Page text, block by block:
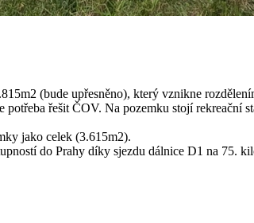
(bude upřesněno), který vznikne
řešit ČOV. Na pozemku stojí rekreační
jako celek (3.615m2).
do Prahy díky sjezdu dálnice D1 na 75.